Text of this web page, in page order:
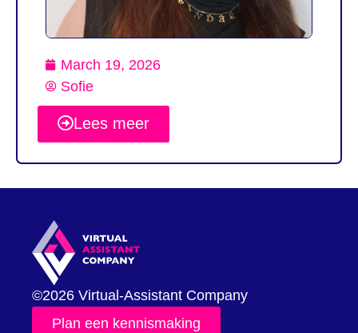
March 19, 2026
Sofie
Lees meer
©2026 Virtual-Assistant Company
Plan een kennismaking